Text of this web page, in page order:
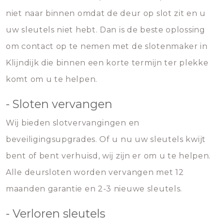
niet naar binnen omdat de deur op slot zit en u
uw sleutels niet hebt. Dan is de beste oplossing
om contact op te nemen met de slotenmaker in
Klijndijk die binnen een korte termijn ter plekke
komt om u te helpen.
- Sloten vervangen
Wij bieden slotvervangingen en
beveiligingsupgrades. Of u nu uw sleutels kwijt
bent of bent verhuisd, wij zijn er om u te helpen.
Alle deursloten worden vervangen met 12
maanden garantie en 2-3 nieuwe sleutels.
- Verloren sleutels